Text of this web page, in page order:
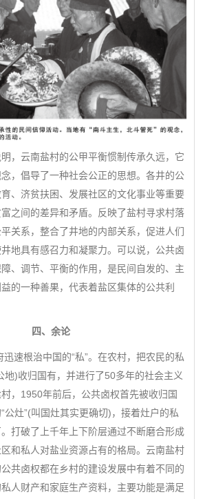
云南盐村的公甲平衡惯制传承久远，它
，倡导了一种社会公正的思想。各井的公
、济贫扶困、发展社区的文化事业等重要
之间的差异和矛盾。反映了盐村寻求村落
关系，整合了井地的内部关系，促进人们
地具有感召力和凝聚力。可以说，公共卤
、调节、平衡的作用，是民间自发的、主
的一种善果，代表着盐区集体的公共利
四、余论
根治中国的“私”。在农村，把农民的私
地)收归国有，并进行了50多年的社会主义
，1950年前后，公共卤权首先被收归国
公灶”(叫国灶其实更确切)，接着灶户的私
打破了上千年上下阶层通过不断磨合形成
和私人对盐业资源占有的格局。云南盐村
共卤权都在乡村的建设发展中有着不同的
人财产和家庭生产资料，主要功能是满足